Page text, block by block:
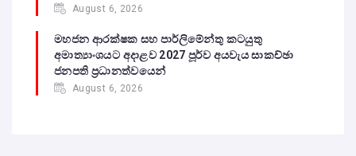
August 6, 2026
මහජන ආරක්ෂක සහ පාර්ලිමේන්තු කටයුතු
අමාත්‍යාංශයට අදාළව 2027 පූර්ව අයවැය සාකච්ඡා
ජනපති ප්‍රධානත්වයෙන්
August 6, 2026